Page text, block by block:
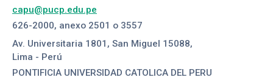
capu@pucp.edu.pe
626-2000, anexo 2501 o 3557
Av. Universitaria 1801, San Miguel 15088,
Lima - Perú
PONTIFICIA UNIVERSIDAD CATOLICA DEL PERU